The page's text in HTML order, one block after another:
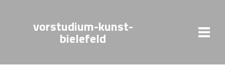
vorstudium-kunst-
bielefeld